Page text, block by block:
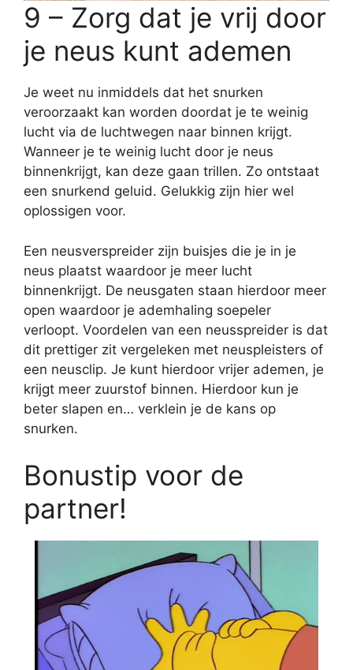
9 – Zorg dat je vrij door
je neus kunt ademen
Je weet nu inmiddels dat het snurken
veroorzaakt kan worden doordat je te weinig
lucht via de luchtwegen naar binnen krijgt.
Wanneer je te weinig lucht door je neus
binnenkrijgt, kan deze gaan trillen. Zo ontstaat
een snurkend geluid. Gelukkig zijn hier wel
oplossigen voor.
Een neusverspreider zijn buisjes die je in je
neus plaatst waardoor je meer lucht
binnenkrijgt. De neusgaten staan hierdoor meer
open waardoor je ademhaling soepeler
verloopt. Voordelen van een neusspreider is dat
dit prettiger zit vergeleken met neuspleisters of
een neusclip. Je kunt hierdoor vrijer ademen, je
krijgt meer zuurstof binnen. Hierdoor kun je
beter slapen en… verklein je de kans op
snurken.
Bonustip voor de
partner!